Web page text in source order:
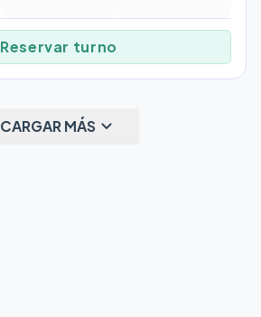
Reservar turno
CARGAR MÁS keyboard_arrow_down